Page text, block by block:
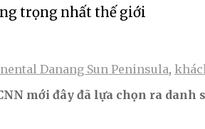
trọng nhất thế giới
Danang Sun Peninsula,
mới đây đã lựa chọn ra